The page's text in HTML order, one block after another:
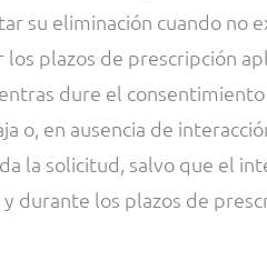
su eliminación cuando no
plazos de prescripción
dure el consentimiento
o, en ausencia de
la solicitud, salvo que el
durante los plazos de